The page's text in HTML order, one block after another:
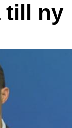
till ny